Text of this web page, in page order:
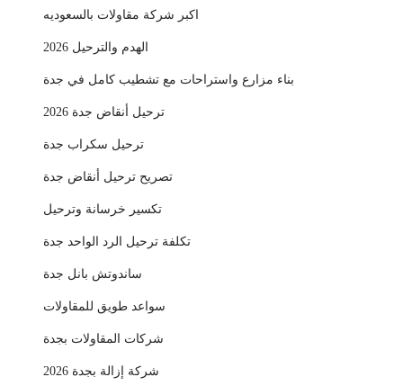
اكبر شركة مقاولات بالسعوديه
الهدم والترحيل 2026
بناء مزارع واستراحات مع تشطيب كامل في جدة
ترحيل أنقاض جدة 2026
ترحيل سكراب جدة
تصريح ترحيل أنقاض جدة
تكسير خرسانة وترحيل
تكلفة ترحيل الرد الواحد جدة
ساندوتش بانل جدة
سواعد طويق للمقاولات
شركات المقاولات بجدة
شركة إزالة بجدة 2026